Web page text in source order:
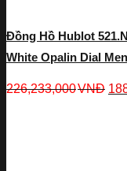
Đồng Hồ Hublot
White Opalin Dial
226,233,000VNĐ